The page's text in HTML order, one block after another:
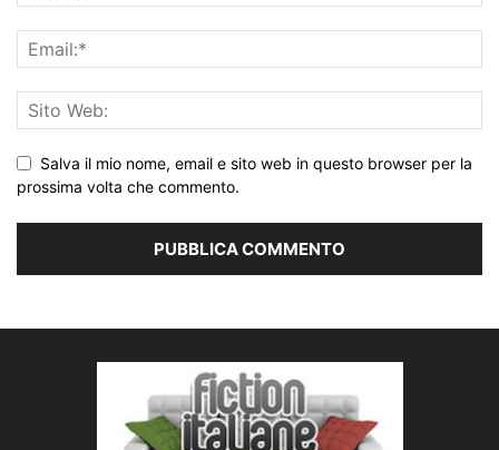
Salva il mio nome, email e sito web in questo browser per la
prossima volta che commento.